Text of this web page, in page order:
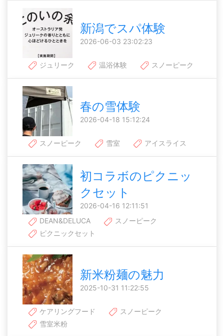
新潟でスパ体験
2026-06-03 23:02:23
ジュリーク 温浴体験 スノーピーク
春の雪体験
2026-04-18 15:12:24
スノーピーク 雪室 アイスライス
初コラボのピクニッ
クセット
2026-04-16 12:11:51
DEAN&DELUCA
スノーピーク
ピクニックセット
新米粉麺の魅力
2025-10-31 11:22:55
ケアリングフード
スノーピーク
雪室米粉